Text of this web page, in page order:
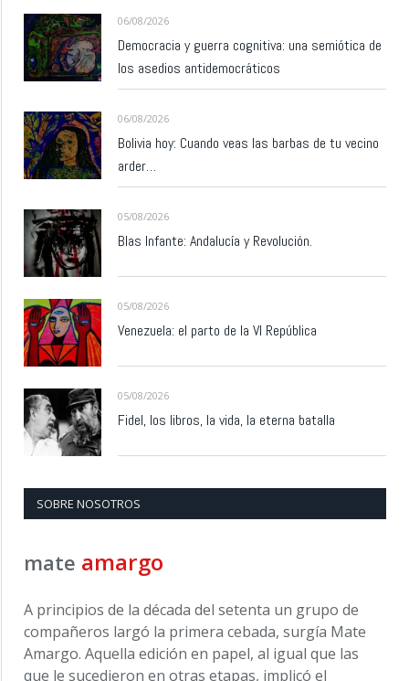
06/08/2026
Democracia y guerra cognitiva: una semiótica de
los asedios antidemocráticos
06/08/2026
Bolivia hoy: Cuando veas las barbas de tu vecino
arder…
05/08/2026
Blas Infante: Andalucía y Revolución.
05/08/2026
Venezuela: el parto de la VI República
05/08/2026
Fidel, los libros, la vida, la eterna batalla
SOBRE NOSOTROS
mate amargo
A principios de la década del setenta un grupo de
compañeros largó la primera cebada, surgía Mate
Amargo. Aquella edición en papel, al igual que las
que le sucedieron en otras etapas, implicó el